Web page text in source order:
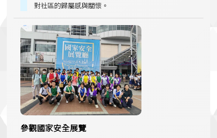
對社區的歸屬感與關懷。
參觀國家安全展覽